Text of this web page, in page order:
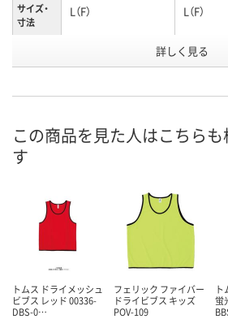
サイズ・
寸法
L（F） L（F）
ブラック
号
お届け日
カゴへ
詳しく見る
この商品を見た人はこちら
す
トムス ドライメッシュ
ビブス レッド 00336-
DBS-0…
フェリック ファイバー
ドライビブス キッズ
POV-109
ト
蛍